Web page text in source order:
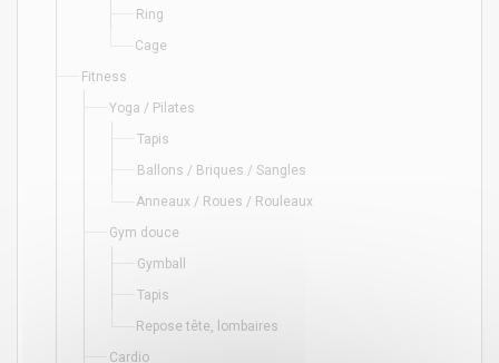
Ring
Cage
Fitness
Yoga / Pilates
Tapis
Ballons / Briques / Sangles
Anneaux / Roues / Rouleaux
Gym douce
Gymball
Tapis
Repose tête, lombaires
Cardio